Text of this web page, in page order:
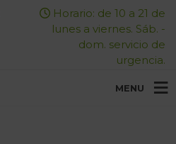
Horario: de 10 a 21 de
lunes a viernes. Sáb. -
dom. servicio de
urgencia.
MENU